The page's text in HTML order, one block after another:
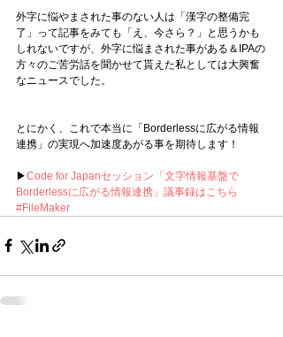
外字に悩やまされた事のない人は「漢字の整備完
了」って記事をみても「え、今さら？」と思うかも
しれないですが、外字に悩まされた事がある＆IPAの
方々のご苦労話を聞かせて貰えた私としては大興奮
なニュースでした。
とにかく、これで本当に「Borderlessに広がる情報
連携」の実現へ加速度あがる事を期待します！
▶Code for Japanセッション「文字情報基盤で
Borderlessに広がる情報連携」議事録はこちら
#FileMaker